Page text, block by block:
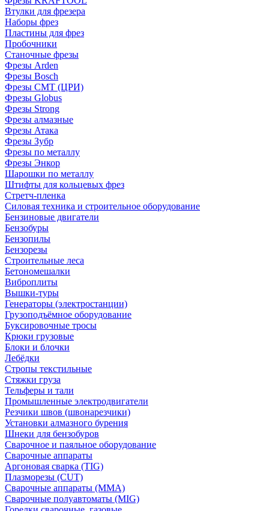
Втулки для фрезера
Наборы фрез
Пластины для фрез
Пробочники
Станочные фрезы
Фрезы Arden
Фрезы Bosch
Фрезы CMT (ЦРИ)
Фрезы Globus
Фрезы Strong
Фрезы алмазные
Фрезы Атака
Фрезы Зубр
Фрезы по металлу
Фрезы Энкор
Шарошки по металлу
Штифты для кольцевых фрез
Стретч-пленка
Силовая техника и строительное оборудование
Бензиновые двигатели
Бензобуры
Бензопилы
Бензорезы
Строительные леса
Бетономешалки
Виброплиты
Вышки-туры
Генераторы (электростанции)
Грузоподъёмное оборудование
Буксировочные тросы
Крюки грузовые
Блоки и блочки
Лебёдки
Стропы текстильные
Стяжки груза
Тельферы и тали
Промышленные электродвигатели
Резчики швов (швонарезчики)
Установки алмазного бурения
Шнеки для бензобуров
Сварочное и паяльное оборудование
Сварочные аппараты
Аргоновая сварка (TIG)
Плазморезы (CUT)
Сварочные аппараты (MMA)
Сварочные полуавтоматы (MIG)